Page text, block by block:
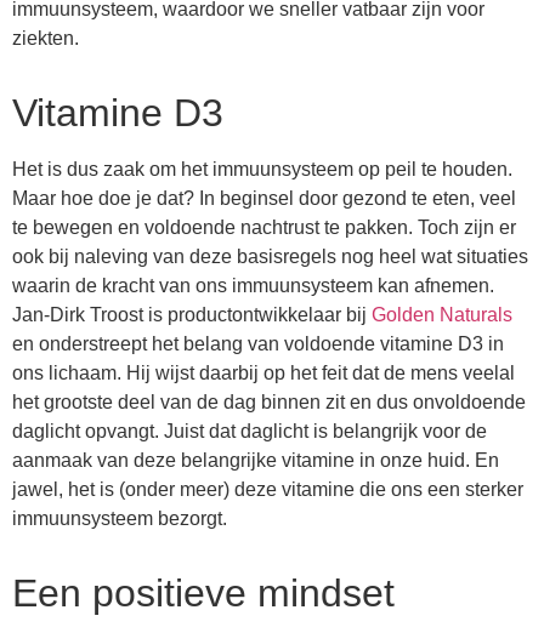
immuunsysteem, waardoor we sneller vatbaar zijn voor
ziekten.
Vitamine D3
Het is dus zaak om het immuunsysteem op peil te houden.
Maar hoe doe je dat? In beginsel door gezond te eten, veel
te bewegen en voldoende nachtrust te pakken. Toch zijn er
ook bij naleving van deze basisregels nog heel wat situaties
waarin de kracht van ons immuunsysteem kan afnemen.
Jan-Dirk Troost is productontwikkelaar bij Golden Naturals
en onderstreept het belang van voldoende vitamine D3 in
ons lichaam. Hij wijst daarbij op het feit dat de mens veelal
het grootste deel van de dag binnen zit en dus onvoldoende
daglicht opvangt. Juist dat daglicht is belangrijk voor de
aanmaak van deze belangrijke vitamine in onze huid. En
jawel, het is (onder meer) deze vitamine die ons een sterker
immuunsysteem bezorgt.
Een positieve mindset